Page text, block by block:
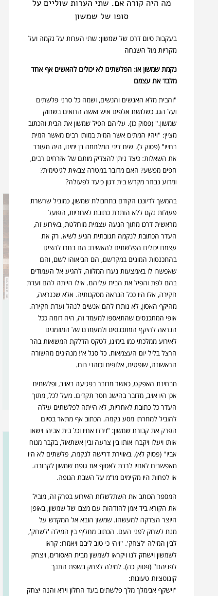
חגי
זכריה
שופטים/מנהיגים שקמו לישראל, חלקם זוכים לתיאור
בין השופטים מוכרת מאוד דמותו של
שמשון
חריגה בנוף התנכי.
פרשנים רבים סבורים שמגמה מרכזית בספר שופטים
היא הצגת הואקום והאנרכיה שנוצרים בחברה בשל
היעדרו של שלטון מסודר, כלשון הפסוק החותם את
הספר: "בַּיָּמִים הָהֵם אֵין מֶלֶךְ בְּיִשְׂרָאֵל אִישׁ הַיָּשָׁר
בְּעֵינָיו יַעֲשֶׂה".
תקציר ספר שופטים
פרק אחר פרק
מרים בלומנטל
מה היה קורה אם. שתי הערות שוליים על
סופו של שמשון
בעקבות סיום דרכו של שמשון: שתי הערות על נקמה ועל
מקריות מול השגחה
נקמת שמשון או: הפלשתים לא יכולים להאשים אף אחד
מלבד את עצמם
"והבית מלא האנשים והנשים, ושמה כל סרני פלשתים
ועל הגג כשלושת אלפים איש ואשה הרואים בשחוק
שמשון." (פסוק כז). עליהם הפיל שמשון את הבית והכתוב
מציין: "ויהיו המתים אשר המית במותו רבים מאשר המית
בחייו" (פסוק ל). שיח דיני המלחמה בן ימינו, היה מעורר
את השאלות: כיצד ניתן להצדיק מותם של אזרחים רבים,
חפים מפשע? האם מדובר במטרה צבאית לגיטימית?
ומדוע נבחר מקדש בית דגון כיעד לפעולה?
בהמשך לדיוננו הקודם בתחבולת שמשון, כמוביל שרשרת
פעולות נקם ללא הותרת כתובת לאחריות, הפועל
מראשית דרכו מתוך הנעה עצמית מוחלטת, באירוע זה,
העדר הכתובת לנקמה תגובתית הגיע לשיא. רק את
עצמם יכולים הפלשתים להאשים: הם בחרו להציגו
בהתכנסות המונים במקדשם, הם הביאוהו לשם, והם
שאפשרו לו באמצעות נערו המלווה, להגיע אל העמודים
בהם לפת והפיל את הבית עליהם. אילו הייתה להם ועדת
חקירה, אלו היו ככל הנראה מסקנותיה. אלא שכנראה,
מהיקף האסון, לא נותרו להם אנשים לנהל ועדת חקירה.
אופי המתכנסים שהתאספו למעמד זה, היה דומה ככל
הנראה להיקף המתכנסים ולמעמדם של המוזמנים
לאירוע ממלכתי כמו בימינו, לטקס הדלקת המשואות בהר
הרצל בליל יום העצמאות. כל סגל א'! מנהיגים מהשורה
הראשונה, שופטים, אלופים וכוהני רוח.
מבחינת האפקט, כאשר מדובר בפגיעה באויב, ופלשתים
אכן היו אויב, מדובר בהישג חסר תקדים. מעל לכל, מתוך
העדר כל כתובת לאחריות, לא הייתה לפלשתים עילה
להוביל למחרתו מסע נקמה. הכתוב אף מתאר בסיום
הפרק את קבורת שמשון: "וירדו אחיו וכל בית אביהו וישאו
אותו ויעלו ויקברו אותו בין צרעה ובין אשתאול, בקבר מנוח
אביו" (פסוק לא). באווירת דרישה לנקמה, פלשתים לא היו
מאפשרים לאחיו לרדת לאסוף את גופת שמשון לקבורה.
או לפחות היו מקיימים מו"מ על השבת הגופה.
המספר הכותב את השתלשלות האירוע בפרק זה, מוביל
את הקורא ביד אמן להזדהות עם מצבו של שמשון, באופן
היוצר הצדקה למעשהו. שמשון הובא אל המקדש על
מנת לשחק לפני העם. הכתוב מחליף בין המילה 'לשחק',
לבין המילה 'לצחק'. "ויהי כי טוב ליבם ויאמרו: קראו
לשמשון וישחק לנו ויקראו לשמשון מבית האסורים,ויצחק
לפניהם" (פסוק כה). למילה לצחק בשפת התנך
קונוטציות טעונות:
"וישקף אבימלך מלך פלשתים בעד החלון וירא והנה יצחק